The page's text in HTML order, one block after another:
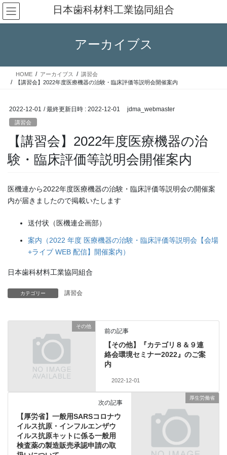
コ
ン
テ
ス
ナ
ビ
ゲ
ン
日本歯科材料工業協同組合
アーカイブス
HOME アーカイブス
講習会
【講習会】2022年度医療機器の治験・臨床評価等説明会開催案内
2022-12-01 / 最終更新日時 : 2022-12-01 jdma_webmaster
講習会
【講習会】2022年度医療機器の治
験・臨床評価等説明会開催案内
医機連から2022年度医療機器の治験・臨床評価等説明会の開催案
内が届きましたので掲載いたします
送付状（医機連企画部）
案内（2022 年度 医療機器の治験・臨床評価等説明会【会場
+ライブ WEB 配信】開催案内）
日本歯科材料工業協同組合
カテゴリー 講習会
その他
前の記事
【その他】『カテゴリ８＆９連
絡会環境セミナー2022』のご案
内
2022-12-01
厚生労働省
次の記事
【厚労省】一般用SARSコロナウ
イルス抗原・インフルエンザウ
イルス抗原キットに係る一般用
検査薬の製造販売承認申請の取